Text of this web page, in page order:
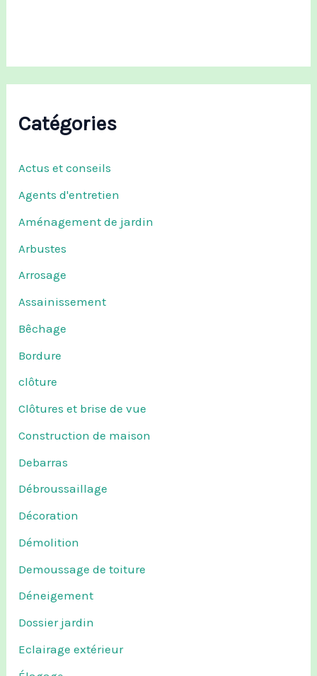
Catégories
Actus et conseils
Agents d'entretien
Aménagement de jardin
Arbustes
Arrosage
Assainissement
Bêchage
Bordure
clôture
Clôtures et brise de vue
Construction de maison
Debarras
Débroussaillage
Décoration
Démolition
Demoussage de toiture
Déneigement
Dossier jardin
Eclairage extérieur